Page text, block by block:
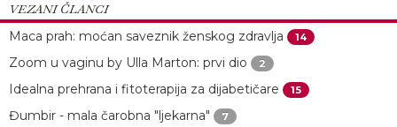
VEZANI ČLANCI
Maca prah: moćan saveznik ženskog zdravlja
14
Zoom u vaginu by Ulla Marton: prvi dio 2
Idealna prehrana i fitoterapija za dijabetičare 15
Đumbir - mala čarobna "ljekarna" 7